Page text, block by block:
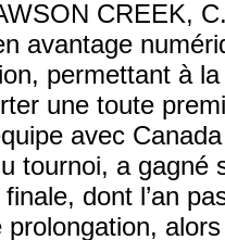
CREEK,
avantage
permettant à
une toute
avec
tournoi, a gagné
dont l’an
prolongation,